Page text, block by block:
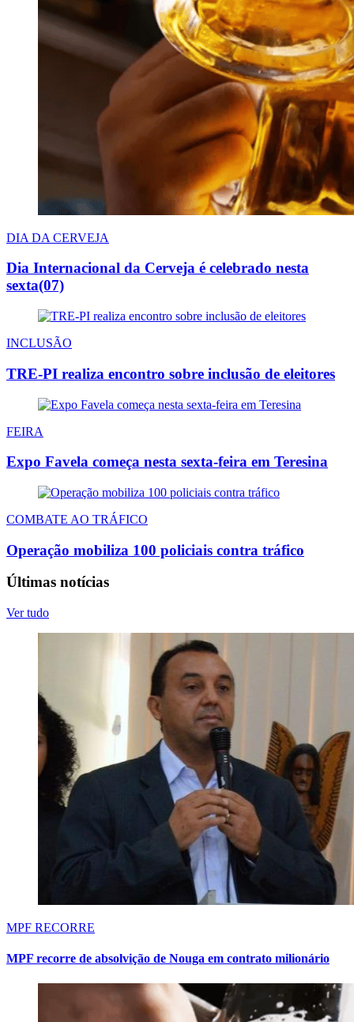
DIA DA CERVEJA
Dia Internacional da Cerveja é celebrado nesta
sexta(07)
INCLUSÃO
TRE-PI realiza encontro sobre inclusão de eleitores
FEIRA
Expo Favela começa nesta sexta-feira em Teresina
COMBATE AO TRÁFICO
Operação mobiliza 100 policiais contra tráfico
Últimas notícias
Ver tudo
MPF RECORRE
MPF recorre de absolvição de Nouga em contrato milionário